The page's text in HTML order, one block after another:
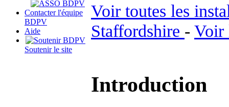
Contacter l'équipe
BDPV
Aide
Soutenir le site
Voir toutes les
Staffordshire - Voir
Introduction